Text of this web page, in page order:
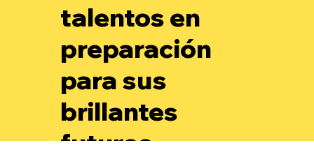
talentos en
preparación
para sus
brillantes
futuros.